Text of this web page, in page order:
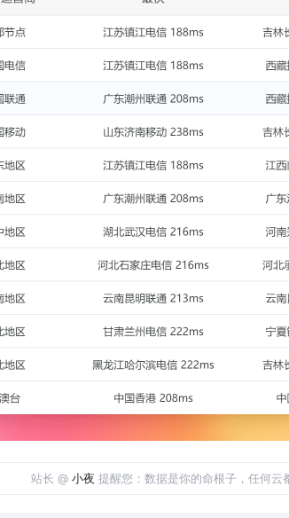
站长 @ 小夜 提醒您：数据是你的命根子，任何云